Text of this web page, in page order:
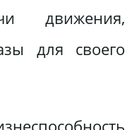
движения,
для своего